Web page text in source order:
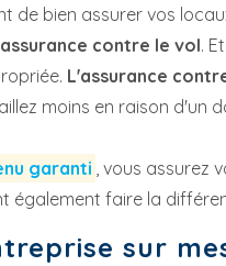
de bien assurer vos
assurance contre le vol.
L'assurance
moins en raison d'un
garanti , vous assurez
également faire la
sur